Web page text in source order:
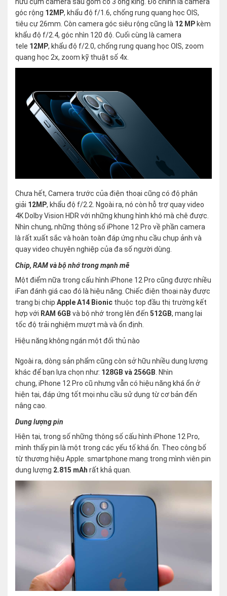
hữu cụm camera sau gồm có 3 ống kíng. Đó chính là camera
góc rộng 12MP, khẩu độ f/1.6, chống rung quang học OIS,
tiêu cự 26mm. Còn camera góc siêu rộng cũng là 12 MP kèm
khẩu độ f/2.4, góc nhìn 120 độ. Cuối cùng là camera
tele 12MP, khẩu độ f/2.0, chống rung quang học OIS, zoom
quang học 2x, zoom kỹ thuật số 4x.
Chưa hết, Camera trước của điện thoại cũng có độ phân
giải 12MP, khẩu độ f/2.2. Ngoài ra, nó còn hỗ trợ quay video
4K Dolby Vision HDR với những khung hình khó mà chê được.
Nhìn chung, những thông số iPhone 12 Pro về phần camera
là rất xuất sắc và hoàn toàn đáp ứng nhu cầu chụp ảnh và
quay video chuyên nghiệp của đa số người dùng.
Chip, RAM và bộ nhớ trong mạnh mẽ
Một điểm nữa trong cấu hình iPhone 12 Pro cũng được nhiều
iFan đánh giá cao đó là hiệu năng. Chiếc điện thoại này được
trang bị chip Apple A14 Bionic thuộc top đầu thị trường kết
hợp với RAM 6GB và bộ nhớ trong lên đến 512GB, mang lại
tốc độ trải nghiệm mượt mà và ổn định.
Hiệu năng không ngán một đối thủ nào
Ngoài ra, dòng sản phẩm cũng còn sở hữu nhiều dung lượng
khác để bạn lựa chọn như: 128GB và 256GB . Nhìn
chung, iPhone 12 Pro cũ nhưng vẫn có hiệu năng khá ổn ở
hiện tại, đáp ứng tốt mọi nhu cầu sử dụng từ cơ bản đến
nâng cao.
Dung lượng pin
Hiện tại, trong số những thông số cấu hình iPhone 12 Pro,
mình thấy pin là một trong các yếu tố khá ổn. Theo công bố
từ thương hiệu Apple. smartphone mang trong mình viên pin
dung lượng 2.815 mAh rất khả quan.